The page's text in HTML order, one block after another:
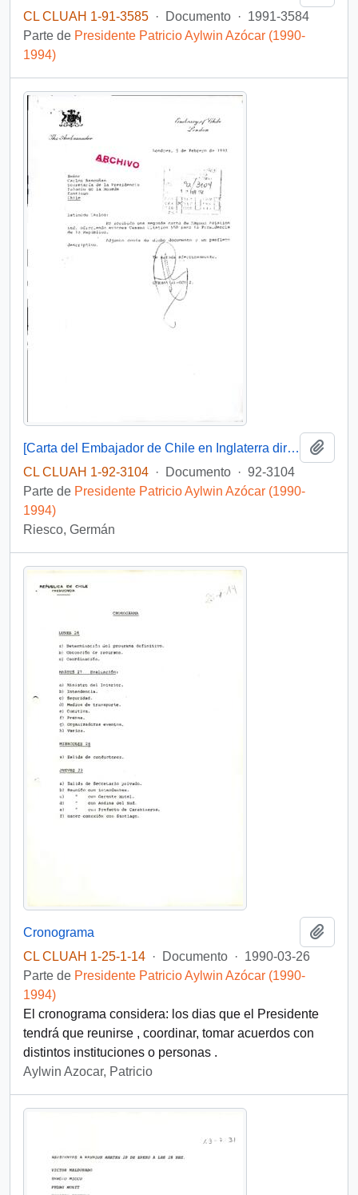
CL CLUAH 1-91-3585 · Documento · 1991-3584
Parte de Presidente Patricio Aylwin Azócar (1990-
1994)
[Carta del Embajador de Chile en Inglaterra dirigida al Jefe de Gabinete Presidencial]
CL CLUAH 1-92-3104 · Documento · 92-3104
Parte de Presidente Patricio Aylwin Azócar (1990-
1994)
Riesco, Germán
Cronograma
CL CLUAH 1-25-1-14 · Documento · 1990-03-26
Parte de Presidente Patricio Aylwin Azócar (1990-
1994)
El cronograma considera: los dias que el Presidente
tendrá que reunirse , coordinar, tomar acuerdos con
distintos instituciones o personas .
Aylwin Azocar, Patricio